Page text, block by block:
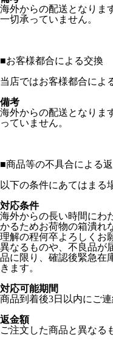
海外からの配送となりま
一切承っていません。
■お客様都合による交換
当店ではお客様都合によ
備考
海外からの配送となりま
っていません。
■商品等の不具合による
以下の条件にあてはまる
対応条件
海外からの長い時間にわ
かるためお荷物の箱潰れ
理解の程何卒よろしくお
異なるものや、不良品が
品に限り、確認後緊急在
きます。
対応可能期間
商品到着後3日以内にご
返金額
ご注文した商品と異なる